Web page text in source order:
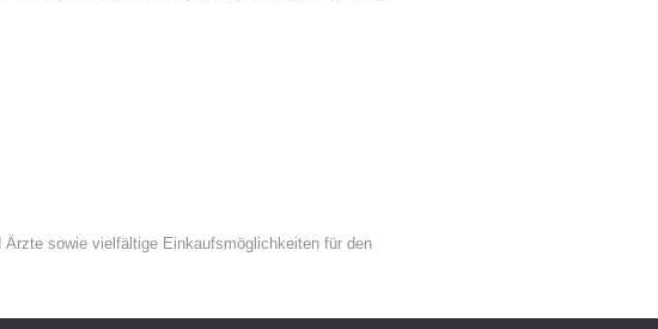
sowie vielfältige Einkaufsmöglichkeiten für den